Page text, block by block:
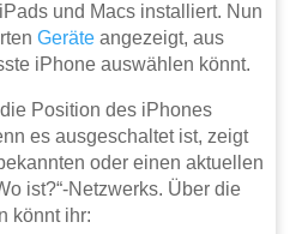
und Macs installiert. Nun
Geräte angezeigt, aus
iPhone auswählen könnt.
Position des iPhones
es ausgeschaltet ist, zeigt
oder einen aktuellen
ist?“-Netzwerks. Über die
könnt ihr: